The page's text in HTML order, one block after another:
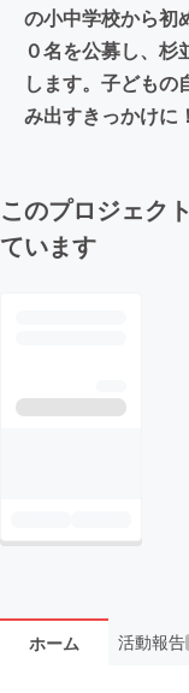
の小中学校から初
０名を公募し、杉
します。子どもの
み出すきっかけに！
このプロジェク
ています
ホーム 活動報告